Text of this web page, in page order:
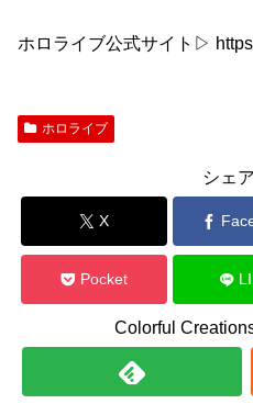
ホロライブ公式サイト▷
ホロライブ
シェ
X
Pocket
Colorful